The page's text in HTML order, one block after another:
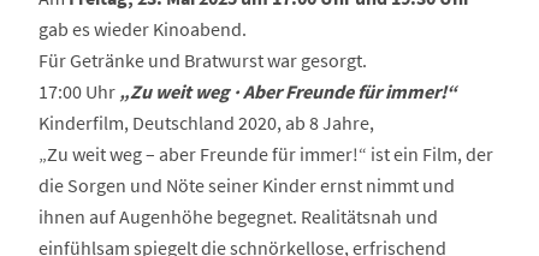
gab es wieder Kinoabend.
Für Getränke und Bratwurst war gesorgt.
17:00 Uhr „Zu weit weg · Aber Freunde für immer!“
Kinderfilm, Deutschland 2020, ab 8 Jahre,
„Zu weit weg – aber Freunde für immer!“ ist ein Film, der
die Sorgen und Nöte seiner Kinder ernst nimmt und
ihnen auf Augenhöhe begegnet. Realitätsnah und
einfühlsam spiegelt die schnörkellose, erfrischend